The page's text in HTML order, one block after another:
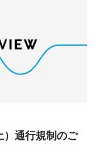
）通行規制のご